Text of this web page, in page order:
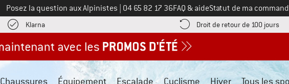
Posez la question aux Alpinistes Appelez-nous au
04 65 82 17 36FAQ & aideStatut de ma
KlarnaTrouve les informations de paiement ici ! Ouvre une boîte d'information
Droit de retour de 100 jours
Chaussures Équipement Escalade Cyclisme Hiver Tous les